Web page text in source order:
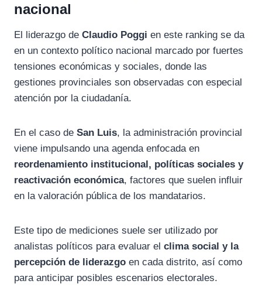
nacional
El liderazgo de Claudio Poggi en este ranking se da
en un contexto político nacional marcado por fuertes
tensiones económicas y sociales, donde las
gestiones provinciales son observadas con especial
atención por la ciudadanía.
En el caso de San Luis, la administración provincial
viene impulsando una agenda enfocada en
reordenamiento institucional, políticas sociales y
reactivación económica, factores que suelen influir
en la valoración pública de los mandatarios.
Este tipo de mediciones suele ser utilizado por
analistas políticos para evaluar el clima social y la
percepción de liderazgo en cada distrito, así como
para anticipar posibles escenarios electorales.